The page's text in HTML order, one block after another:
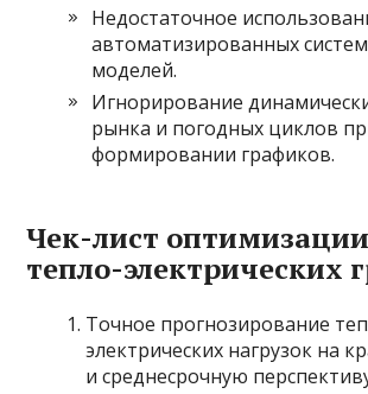
Недостаточное
автоматизированных
моделей.
Игнорирование
рынка и погодных циклов
формировании графиков.
Чек-лист
тепло-электрических
Точное прогнозирование
электрических нагрузок на
и среднесрочную